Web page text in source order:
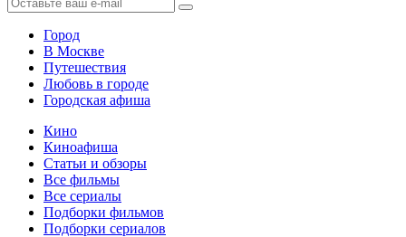
Город
В Москве
Путешествия
Любовь в городе
Городская афиша
Кино
Киноафиша
Статьи и обзоры
Все фильмы
Все сериалы
Подборки фильмов
Подборки сериалов